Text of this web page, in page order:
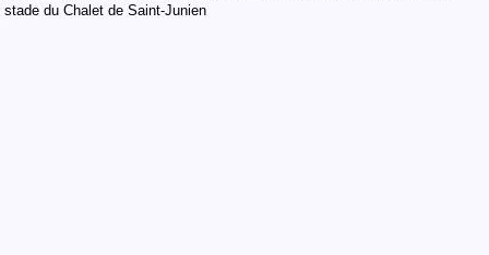
stade du Chalet de Saint-Junien